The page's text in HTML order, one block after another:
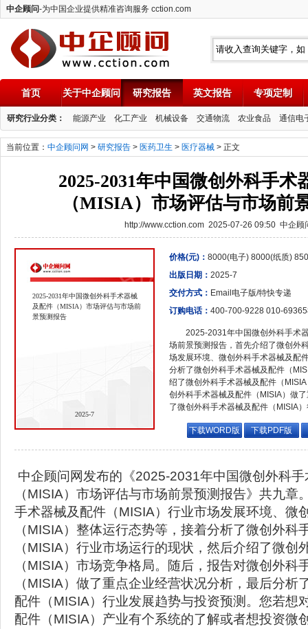
中企顾问-为中国企业提供精准咨询服务 cction.com
中企顾问
首页 关于中企顾问 研究报告 英文报告 专项定制
研究行业分类： 能源产业 化工产业 机械设备 交通物流 农业食品 通信电
当前位置： 中企顾问网 > 研究报告 > 医药卫生 > 医疗器械 > 正文
2025-2031年中国微创外科手术
（MISIA）市场评估与市场前
http://www.cction.com 2025-07-26 09:50 中企顾
2025-2031年中国微创外科手术器械
及配件（MISIA）市场评估与市场前
景预测报告
2025-7
价格(元)： 8000(电子) 8000(纸质)
出版日期： 2025-7
交付方式： Email电子版/特快专递
订购电话： 400-700-9228 010-
2025-2031年中国微创外科手术
场前景预测报告，首先介绍了微创外
场发展环境、微创外科手术器械及配
分析了微创外科手术器械及配件（
绍了微创外科手术器械及配件（
创外科手术器械及配件（MISIA）做
了微创外科手术器械及配件（MISIA
下载WORD版 下载PDF版
中企顾问网发布的《2025-2031年中国微创外科
（MISIA）市场评估与市场前景预测报告》共九章
手术器械及配件（MISIA）行业市场发展环境、微
（MISIA）整体运行态势等，接着分析了微创外科
（MISIA）行业市场运行的现状，然后介绍了微创
（MISIA）市场竞争格局。随后，报告对微创外科
（MISIA）做了重点企业经营状况分析，最后分析
配件（MISIA）行业发展趋势与投资预测。您若想
配件（MISIA）产业有个系统的了解或者想投资微